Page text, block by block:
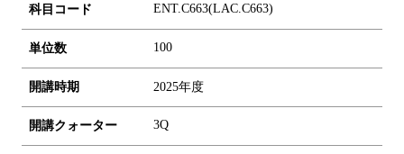
科目コード ENT.C663(LAC.C663)
単位数 100
開講時期 2025年度
開講クォーター 3Q